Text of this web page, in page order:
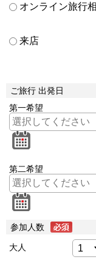
オンライン旅行
来店
ご旅行 出発日
第一希望
第二希望
参加人数
大人